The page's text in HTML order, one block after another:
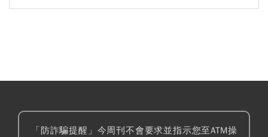
「防詐騙提醒」今周刊不會要求並指示您至ATM操